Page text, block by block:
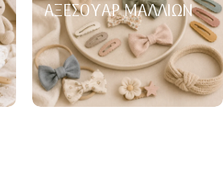
ΑΞΕΣΟΥΆΡ ΜΑΛΛΙΏΝ